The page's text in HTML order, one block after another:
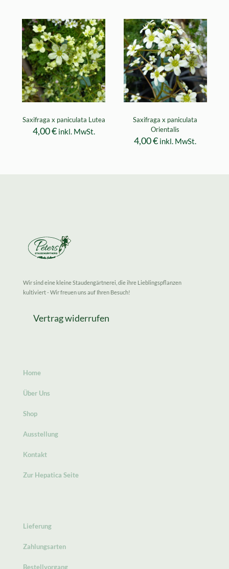
Saxifraga x paniculata Lutea
4,00€ inkl. MwSt.
Saxifraga x paniculata
Orientalis
4,00€ inkl. MwSt.
Wir sind eine kleine Staudengärtnerei, die ihre Lieblingspflanzen
kultiviert - Wir freuen uns auf Ihren Besuch!
Vertrag widerrufen
Home
Über Uns
Shop
Ausstellung
Kontakt
Zur Hepatica Seite
Lieferung
Zahlungsarten
Bestellvorgang